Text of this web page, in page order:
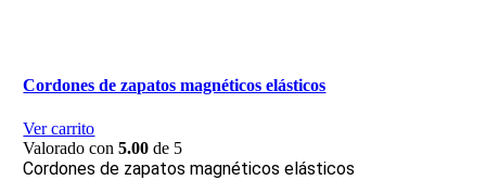
Cordones de zapatos magnéticos elásticos
Ver carrito
Valorado con5.00 de 5
Cordones de zapatos magnéticos elásticos